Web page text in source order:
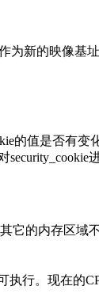
为新的映像基
的值是否有变化
它的内存区域
执行。现在的